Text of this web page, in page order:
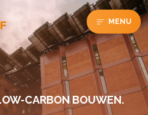
MENU
CARBON BOUWEN.